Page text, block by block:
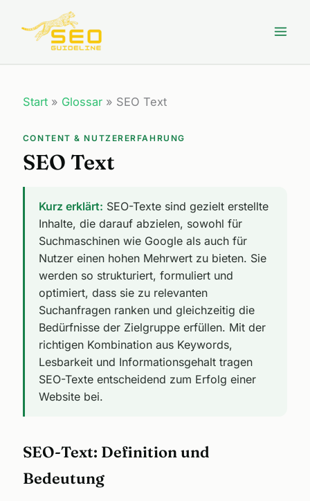
Inhalt
Start» Glossar» SEO Text
CONTENT & NUTZERERFAHRUNG
SEO Text
Kurz erklärt: SEO-Texte sind gezielt erstellte
Inhalte, die darauf abzielen, sowohl für
Suchmaschinen wie Google als auch für
Nutzer einen hohen Mehrwert zu bieten. Sie
werden so strukturiert, formuliert und
optimiert, dass sie zu relevanten
Suchanfragen ranken und gleichzeitig die
Bedürfnisse der Zielgruppe erfüllen. Mit der
richtigen Kombination aus Keywords,
Lesbarkeit und Informationsgehalt tragen
SEO-Texte entscheidend zum Erfolg einer
Website bei.
SEO-Text: Definition und
Bedeutung